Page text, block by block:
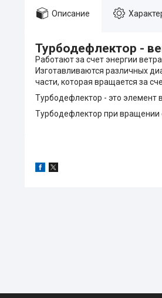
Описание
Турбодефлектор -
Работают за счет энергии
Изготавливаются различных
части, которая вращается за
Турбодефлектор - это элемент
Турбодефлектор при вращении